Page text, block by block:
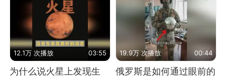
12.1万 次播放 03:55
为什么说火星上发现生
19.9万 次播放 00:44
俄罗斯是如何通过眼前的